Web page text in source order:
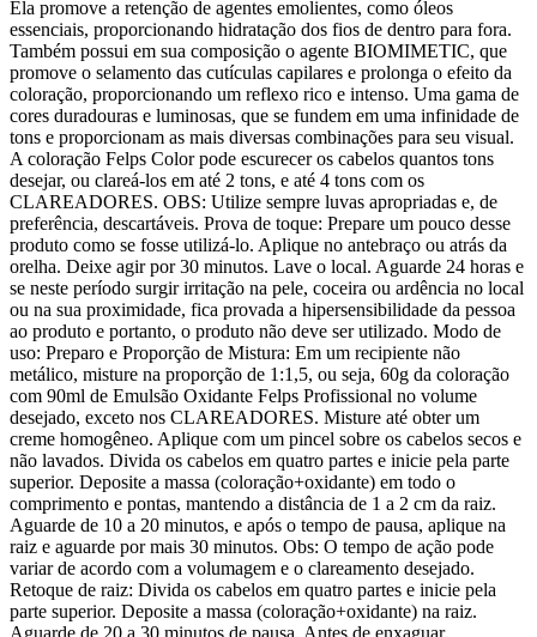
Ela promove a retenção de agentes emolientes, como óleos
essenciais, proporcionando hidratação dos fios de dentro para fora.
Também possui em sua composição o agente BIOMIMETIC, que
promove o selamento das cutículas capilares e prolonga o efeito da
coloração, proporcionando um reflexo rico e intenso. Uma gama de
cores duradouras e luminosas, que se fundem em uma infinidade de
tons e proporcionam as mais diversas combinações para seu visual.
A coloração Felps Color pode escurecer os cabelos quantos tons
desejar, ou clareá-los em até 2 tons, e até 4 tons com os
CLAREADORES. OBS: Utilize sempre luvas apropriadas e, de
preferência, descartáveis. Prova de toque: Prepare um pouco desse
produto como se fosse utilizá-lo. Aplique no antebraço ou atrás da
orelha. Deixe agir por 30 minutos. Lave o local. Aguarde 24 horas e
se neste período surgir irritação na pele, coceira ou ardência no local
ou na sua proximidade, fica provada a hipersensibilidade da pessoa
ao produto e portanto, o produto não deve ser utilizado. Modo de
uso: Preparo e Proporção de Mistura: Em um recipiente não
metálico, misture na proporção de 1:1,5, ou seja, 60g da coloração
com 90ml de Emulsão Oxidante Felps Profissional no volume
desejado, exceto nos CLAREADORES. Misture até obter um
creme homogêneo. Aplique com um pincel sobre os cabelos secos e
não lavados. Divida os cabelos em quatro partes e inicie pela parte
superior. Deposite a massa (coloração+oxidante) em todo o
comprimento e pontas, mantendo a distância de 1 a 2 cm da raiz.
Aguarde de 10 a 20 minutos, e após o tempo de pausa, aplique na
raiz e aguarde por mais 30 minutos. Obs: O tempo de ação pode
variar de acordo com a volumagem e o clareamento desejado.
Retoque de raiz: Divida os cabelos em quatro partes e inicie pela
parte superior. Deposite a massa (coloração+oxidante) na raiz.